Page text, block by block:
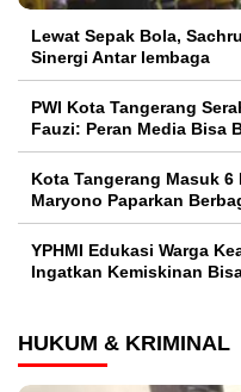
Lewat Sepak Bola,
Sinergi Antar lembaga
PWI Kota Tangerang
Fauzi: Peran Media Bisa
Kota Tangerang Masuk 6
Maryono Paparkan
YPHMI Edukasi Warga
Ingatkan Kemiskinan
HUKUM & KRIMINAL